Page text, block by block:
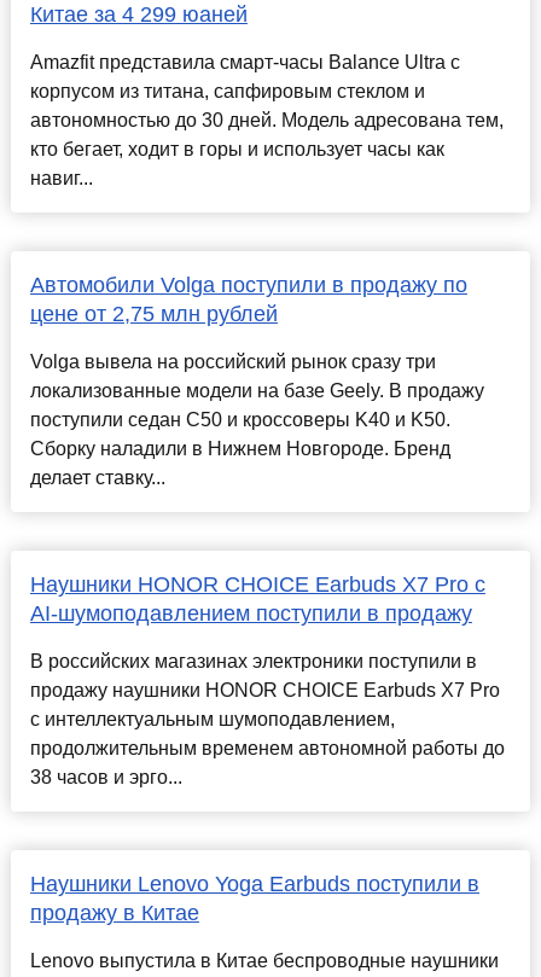
Китае за 4 299 юаней
Amazfit представила смарт-часы Balance Ultra с
корпусом из титана, сапфировым стеклом и
автономностью до 30 дней. Модель адресована тем,
кто бегает, ходит в горы и использует часы как
навиг...
Автомобили Volga поступили в продажу по
цене от 2,75 млн рублей
Volga вывела на российский рынок сразу три
локализованные модели на базе Geely. В продажу
поступили седан C50 и кроссоверы K40 и K50.
Сборку наладили в Нижнем Новгороде. Бренд
делает ставку...
Наушники HONOR CHOICE Earbuds X7 Pro с
AI-шумоподавлением поступили в продажу
В российских магазинах электроники поступили в
продажу наушники HONOR CHOICE Earbuds X7 Pro
с интеллектуальным шумоподавлением,
продолжительным временем автономной работы до
38 часов и эрго...
Наушники Lenovo Yoga Earbuds поступили в
продажу в Китае
Lenovo выпустила в Китае беспроводные наушники